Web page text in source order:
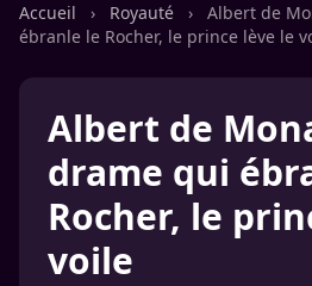
Accueil › Royauté ›
Albert de
ébranle le Rocher, le prince lève le
Albert de
drame qui
Rocher, le
voile